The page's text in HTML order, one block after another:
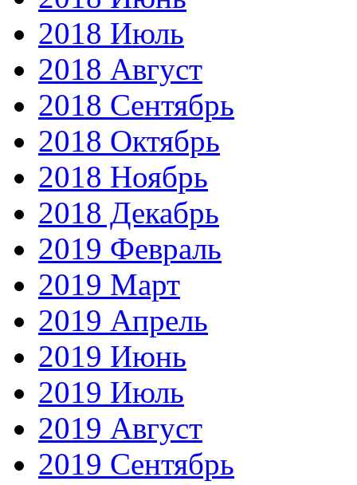
2018 Июль
2018 Август
2018 Сентябрь
2018 Октябрь
2018 Ноябрь
2018 Декабрь
2019 Февраль
2019 Март
2019 Апрель
2019 Июнь
2019 Июль
2019 Август
2019 Сентябрь